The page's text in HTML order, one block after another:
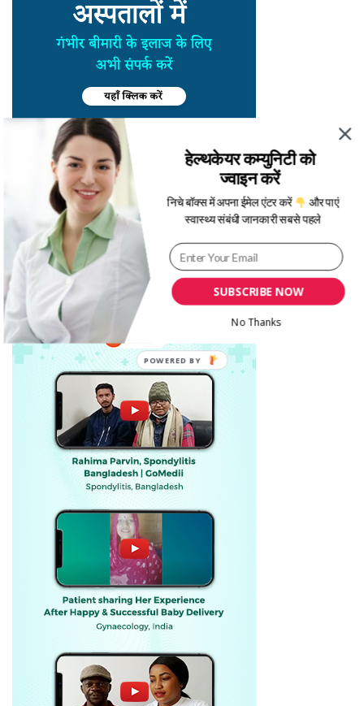
SUBSCRIBE NOW
हेल्थकेयर कम्युनिटी को
ज्वाइन करें
निचे बॉक्स में अपना ईमेल एंटर करें
और पाएं
स्वास्थ्य संबंधी जानकारी सबसे पहले
No Thanks
POWERED BY